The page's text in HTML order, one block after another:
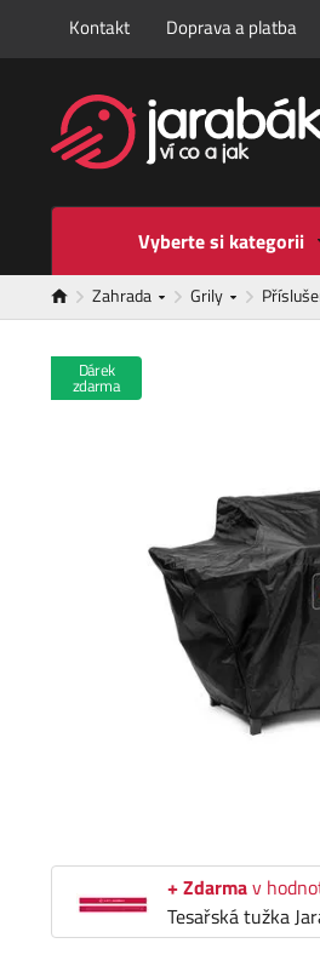
Kontakt Doprava a platba
Vyberte si kategorii
Zahrada Grily
Dárek
zdarma
+ Zdarmav
Tesařská tužka